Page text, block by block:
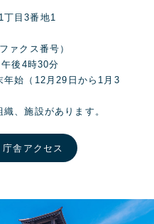
目3番地1
ァクス番号）
後4時30分
年始（12月29日から1月3
、施設があります。
庁舎アクセス